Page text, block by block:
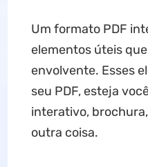
Um formato PDF
elementos úteis
envolvente. Esses
seu PDF, esteja
interativo,
outra coisa.